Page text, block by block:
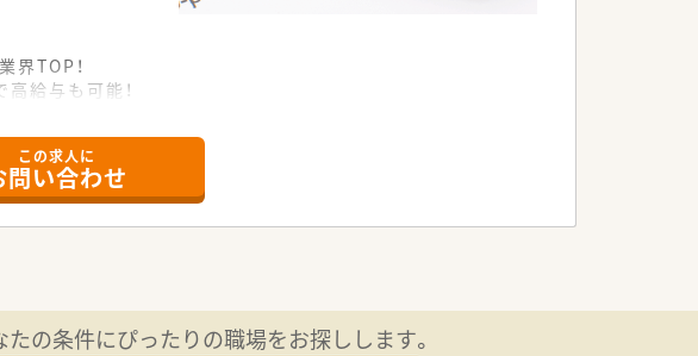
TOP！
給与も可能！
ています
れています。
も増えます。
です。
す。
よう変更予定です。
ます！
この求人に
問い合わせ
の条件にぴったりの職場をお探しします。